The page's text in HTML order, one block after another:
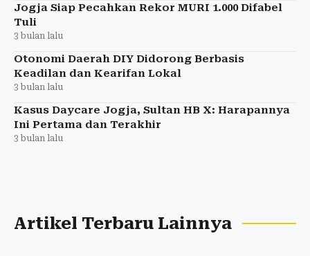
Jogja Siap Pecahkan Rekor MURI 1.000 Difabel
Tuli
3 bulan lalu
Otonomi Daerah DIY Didorong Berbasis
Keadilan dan Kearifan Lokal
3 bulan lalu
Kasus Daycare Jogja, Sultan HB X: Harapannya
Ini Pertama dan Terakhir
3 bulan lalu
Artikel Terbaru Lainnya